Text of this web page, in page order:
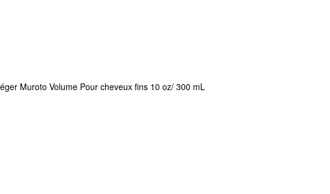
Muroto Volume Pour cheveux fins 10 oz/ 300 mL